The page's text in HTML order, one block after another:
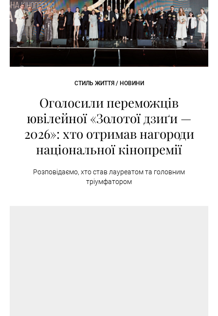
СТИЛЬ ЖИТТЯ / НОВИНИ
Оголосили переможців
ювілейної «Золотої дзиґи —
2026»: хто отримав нагороди
національної кінопремії
Розповідаємо, хто став лауреатом та головним
тріумфатором